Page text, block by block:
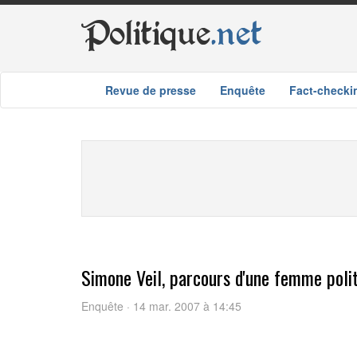
Politique.net
Revue de presse Enquête Fact-
Simone Veil, parcours d'une femme
Enquête · 14 mar. 2007 à 14:45